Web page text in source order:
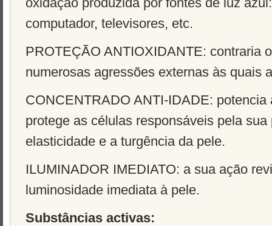
computador, televisores, etc.
PROTEÇÃO ANTIOXIDANTE: contraria
numerosas agressões externas às quais
CONCENTRADO ANTI-IDADE: potencia
protege as células responsáveis pela
elasticidade e a turgência da pele.
ILUMINADOR IMEDIATO: a sua ação
luminosidade imediata à pele.
Substâncias activas: